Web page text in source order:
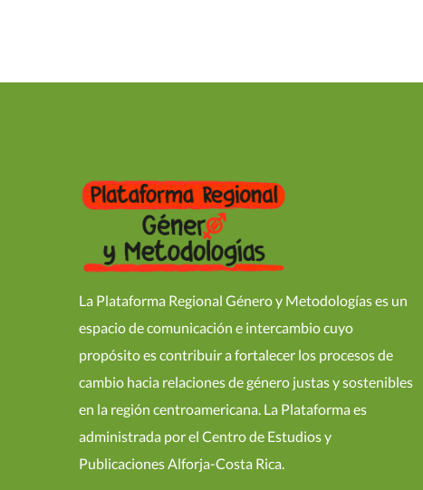
La Plataforma Regional Género y Metodologías es un
espacio de comunicación e intercambio cuyo
propósito es contribuir a fortalecer los procesos de
cambio hacia relaciones de género justas y sostenibles
en la región centroamericana. La Plataforma es
administrada por el Centro de Estudios y
Publicaciones Alforja-Costa Rica.